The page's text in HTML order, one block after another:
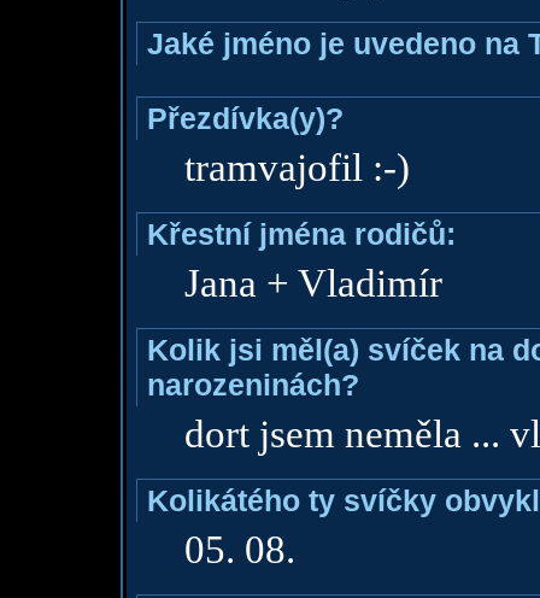
Jaké jméno je uvedeno na
Přezdívka(y)?
tramvajofil :-)
Křestní jména rodičů:
Jana + Vladimír
Kolik jsi měl(a) svíček na
narozeninách?
dort jsem neměla ...
Kolikátého ty svíčky
05. 08.